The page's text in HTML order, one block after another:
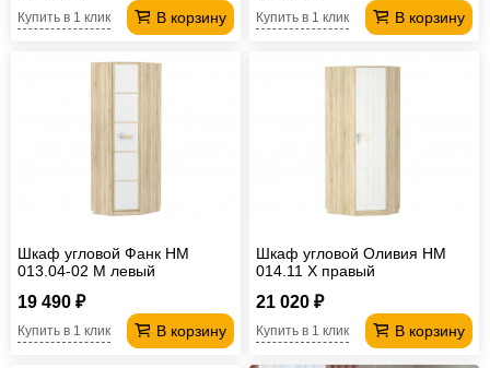
В корзину
Купить в 1 клик В корзину
Купить в 1 клик
Шкаф угловой Фанк НМ
013.04-02 М левый
19 490 ₽
В корзину
Купить в 1 клик
Шкаф угловой Оливия НМ
014.11 Х правый
21 020 ₽
В корзину
Купить в 1 клик